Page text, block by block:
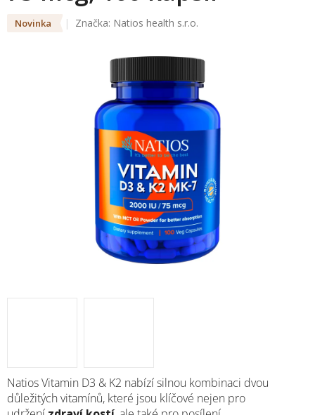
Novinka Značka: Natios health s.r.o.
Natios Vitamin D3 & K2 nabízí silnou kombinaci dvou
důležitých vitamínů, které jsou klíčové nejen pro